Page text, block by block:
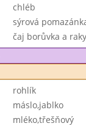
chléb
sýrová
čaj borůvka a
rohlík
máslo,jablko
mléko,třešňový